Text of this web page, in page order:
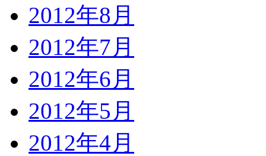
2012年8月
2012年7月
2012年6月
2012年5月
2012年4月